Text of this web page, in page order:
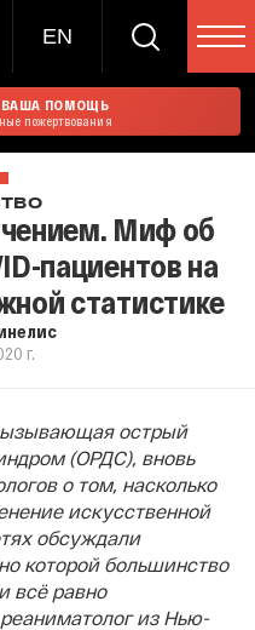
EN
ПОМОЩЬ
пожертвования
Миф об
пациентов на
статистике
г.
острый
(ОРДС), вновь
о том, насколько
искусственной
обсуждали
которой большинство
всё равно
из Нью-